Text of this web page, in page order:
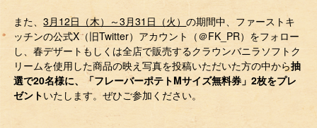
また、3月12日（木）～3月31日（火）の期間中、ファーストキ
ッチンの公式X（旧Twitter）アカウント（＠FK_PR）をフォロー
し、春デザートもしくは全店で販売するクラウンバニラソフトク
リームを使用した商品の映え写真を投稿いただいた方の中から抽
選で20名様に、「フレーバーポテトMサイズ無料券」2枚をプレ
ゼントいたします。ぜひご参加ください。